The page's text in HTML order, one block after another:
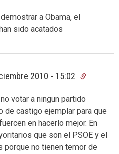
a Obama, el
sido acatados
2010 - 15:02
votar a ningun partido
de castigo ejemplar para que
en hacerlo mejor. En
que son el PSOE y el
porque no tienen temor de